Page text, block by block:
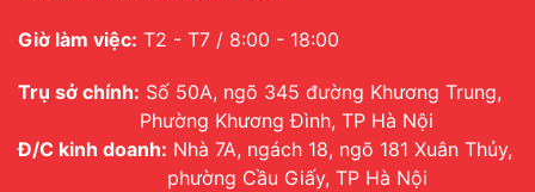
Giờ làm việc: T2 - T7 / 8:00 - 18:00
Trụ sở chính: Số 50A, ngõ 345 đường Khương Trung,
Phường Khương Đình, TP Hà Nội
Đ/C kinh doanh: Nhà 7A, ngách 18, ngõ 181 Xuân Thủy,
phường Cầu Giấy, TP Hà Nội